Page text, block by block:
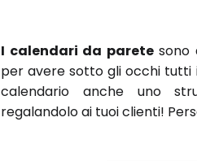
I calendari da paretesono
per avere sotto gli occhi tutti
calendario anche uno
regalandolo ai tuoi clienti!